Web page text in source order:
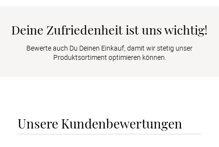
Deine Zufriedenheit ist uns wichtig!
Bewerte auch Du Deinen Einkauf, damit wir stetig unser
Produktsortiment optimieren können.
Unsere Kundenbewertungen